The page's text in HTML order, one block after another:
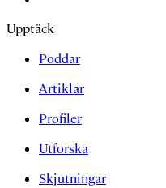
Upptäck
Poddar
Artiklar
Profiler
Utforska
Skjutningar